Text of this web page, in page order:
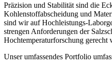
Präzision und Stabilität sind die
Kohlenstoffabscheidung und
sind wir auf Hochleistungs-
strengen Anforderungen der
Hochtemperaturforschung gerecht
Unser umfassendes Portfolio